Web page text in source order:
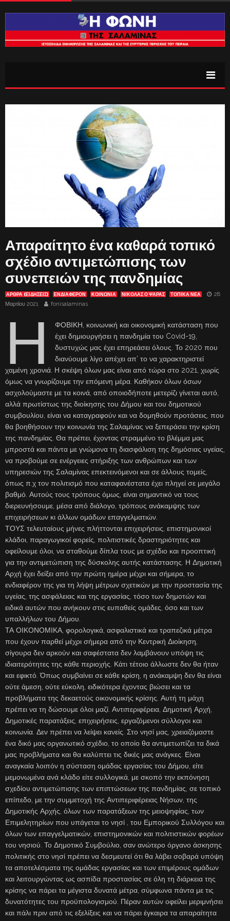
Απαραίτητο ένα καθαρά τοπικό
σχέδιο αντιμετώπισης των
συνεπειών της πανδημίας
ΑΡΘΡΑ (ΕΙΔΗΣΕΙΣ) ΕΝΔΙΑΦΈΡΟΝ ΚΟΙΝΩΝΙΑ ΝΙΚΟΛΑΣ Ο ΨΑΡΑΣ ΤΟΠΙΚΑ ΝΕΑ
28
Μαρτίου 2021
fonisalaminas
Η
ΦΟΒΙΚΗ, κοινωνική και οικονομική κατάσταση που
έχει δημιουργήσει η πανδημία του Covid-19,
δυστυχώς μας έχει επηρεάσει όλους. Το 2020 που
διανύουμε λίγο απέχει απ’ το να χαρακτηριστεί
χαμένη χρονιά. Η σκέψη όλων μας είναι από τώρα στο 2021, χωρίς
όμως να γνωρίζουμε την επόμενη μέρα. Καθήκον όλων όσων
ασχολούμαστε με τα κοινά, από οποιοδήποτε μετερίζι γίνεται αυτό,
αλλά πρωτίστως της διοίκησης του Δήμου και του δημοτικού
συμβουλίου, είναι να καταγραφούν και να δομηθούν προτάσεις, που
θα βοηθήσουν την κοινωνία της Σαλαμίνας να ξεπεράσει την κρίση
της πανδημίας. Θα πρέπει, έχοντας στραμμένο το βλέμμα μας
μπροστά και πάντα με γνώμονα τη διασφάλιση της δημόσιας υγείας,
να προβούμε σε ενέργειες στήριξης των ανθρώπων και των
υπηρεσιών της Σαλαμίνας επεκτεινόμενοι και σε άλλους τομείς,
όπως π.χ τον πολιτισμό που καταφανέστατα έχει πληγεί σε μεγάλο
βαθμό. Αυτούς τους τρόπους όμως, είναι σημαντικό να τους
διερευνήσουμε, μέσα από διάλογο, τρόπους ανάκαμψης των
επιχειρήσεων κι άλλων ομάδων επαγγελματιών.
ΤΟΥΣ τελευταίους μήνες πλήττονται επιχειρήσεις, επιστημονικοί
κλάδοι, παραγωγικοί φορείς, πολιτιστικές δραστηριότητες και
οφείλουμε όλοι, να σταθούμε δίπλα τους με σχέδιο και προοπτική
για την αντιμετώπιση της δύσκολης αυτής κατάστασης. Η Δημοτική
Αρχή έχει δείξει από την πρώτη ημέρα μέχρι και σήμερα, το
ενδιαφέρον της για τη λήψη μέτρων σχετικών με την προστασία της
υγείας, της ασφάλειας και της εργασίας, τόσο των δημοτών και
ειδικά αυτών που ανήκουν στις ευπαθείς ομάδες, όσο και των
υπαλλήλων του Δήμου.
ΤΑ ΟΙΚΟΝΟΜΙΚΑ, φορολογικά, ασφαλιστικά και τραπεζικά μέτρα
που έχουν παρθεί μέχρι σήμερα από την Κεντρική Διοίκηση,
σίγουρα δεν αρκούν και σαφέστατα δεν λαμβάνουν υπόψη τις
ιδιαιτερότητες της κάθε περιοχής. Κάτι τέτοιο άλλωστε δεν θα ήταν
και εφικτό. Όπως συμβαίνει σε κάθε κρίση, η ανάκαμψη δεν θα είναι
ούτε άμεση, ούτε εύκολη, ειδικότερα έχοντας βιώσει και τα
προβλήματα της δεκαετούς οικονομικής κρίσης. Αυτή τη μάχη
πρέπει να τη δώσουμε όλοι μαζί. Αντιπεριφέρεια, Δημοτική Αρχή,
Δημοτικές παρατάξεις, επιχειρήσεις, εργαζόμενοι σύλλογοι και
κοινωνία. Δεν πρέπει να λείψει κανείς. Στο νησί μας, χρειαζόμαστε
ένα δικό μας οργανωτικό σχέδιο, το οποίο θα αντιμετωπίζει τα δικά
μας προβλήματα και θα καλύπτει τις δικές μας ανάγκες. Είναι
αναγκαία λοιπόν η σύσταση ομάδας εργασίας του Δήμου, είτε
μεμονωμένα ανά κλάδο είτε συλλογικά, με σκοπό την εκπόνηση
σχεδίου αντιμετώπισης των επιπτώσεων της πανδημίας, σε τοπικό
επίπεδο, με την συμμετοχή της Αντιπεριφέρειας Νήσων, της
Δημοτικής Αρχής, όλων των παρατάξεων της μειοψηφίας, των
Επιμελητηρίων που υπάγεται το νησί , του Εμπορικού Συλλόγου και
όλων των επαγγελματικών, επιστημονικών και πολιτιστικών φορέων
του νησιού. Το Δημοτικό Συμβούλιο, σαν ανώτερο όργανο άσκησης
πολιτικής στο νησί πρέπει να δεσμευτεί ότι θα λάβει σοβαρά υπόψη
τα αποτελέσματα της ομάδας εργασίας και των επιμέρους ομάδων
και λειτουργώντας ως ασπίδα προστασίας σε όλη τη διάρκεια της
κρίσης να πάρει τα μέγιστα δυνατά μέτρα, σύμφωνα πάντα με τις
δυνατότητες του προϋπολογισμού. Πέραν αυτών οφείλει μεριμνήσει
και πάλι πριν από τις εξελίξεις και να πάρει έγκαιρα τα απαραίτητα